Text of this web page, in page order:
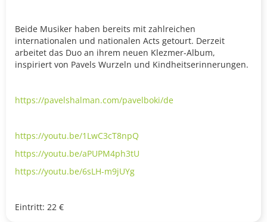
Beide Musiker haben bereits mit zahlreichen
internationalen und nationalen Acts getourt. Derzeit
arbeitet das Duo an ihrem neuen Klezmer-Album,
inspiriert von Pavels Wurzeln und Kindheitserinnerungen.
https://pavelshalman.com/pavelboki/de
https://youtu.be/1LwC3cT8npQ
https://youtu.be/aPUPM4ph3tU
https://youtu.be/6sLH-m9jUYg
Eintritt: 22 €